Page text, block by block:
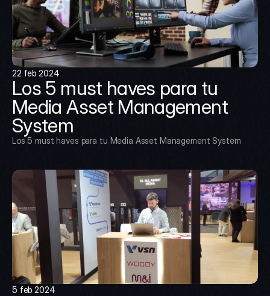
22 feb 2024
Los 5 must haves para tu
Media Asset Management
System
Los 5 must haves para tu Media Asset Management System
5 feb 2024